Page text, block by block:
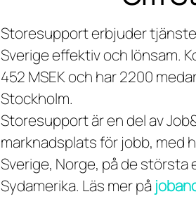
Storesupport erbjuder
Sverige effektiv och lönsam.
452 MSEK och har 2200
Stockholm.
Storesupport är en del av
marknadsplats för jobb, med
Sverige, Norge, på de största
Sydamerika. Läs mer på